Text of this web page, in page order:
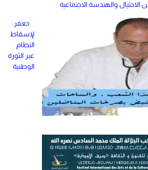
والهندسة الاجتماعية
جعفر:
لإسقاط
النظام
عبر الثورة
الوطنية